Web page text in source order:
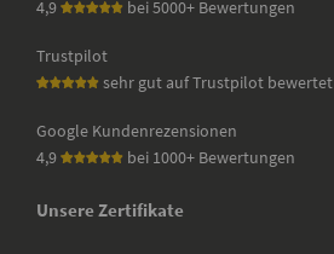
4,9
bei 5000+ Bewertungen
Trustpilot
sehr gut auf Trustpilot bewertet
Google Kundenrezensionen
4,9
bei 1000+ Bewertungen
Unsere Zertifikate